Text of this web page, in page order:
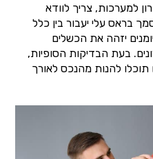
למערכות, צריך לוודא
בראס עלי יעבור בין כלל
יזהה את הכשלים
בעת הבדיקות הסופיות,
תוכלו להנות מהנכס לאורך